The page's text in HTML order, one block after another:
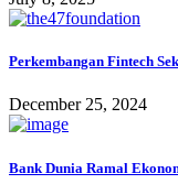
Perkembangan Fintech
December 25, 2024
Bank Dunia Ramal